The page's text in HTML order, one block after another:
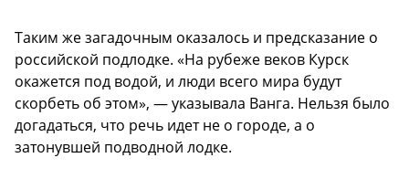
Таким же загадочным оказалось и предсказание о
российской подлодке. «На рубеже веков Курск
окажется под водой, и люди всего мира будут
скорбеть об этом», — указывала Ванга. Нельзя было
догадаться, что речь идет не о городе, а о
затонувшей подводной лодке.